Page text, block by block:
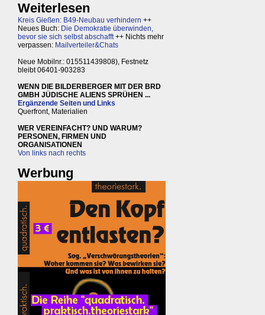
Weiterlesen
Kreis Gießen: B49-Neubau verhindern ++
Neues Buch: Die Demokratie überwinden,
bevor sie sich selbst abschafft++ Nichts mehr
verpassen: Mailverteiler&Chats
Neue Mobilnr.: 015511439808), Festnetz
bleibt 06401-903283
WENN DIE BILDERBERGER MIT DER BRD
GMBH JÜDISCHE ALIENS SPRÜHEN ...
Ergänzende Seiten und Links
Querfront, Materialien
WER VEREINFACHT? UND WARUM?
PERSONEN, FIRMEN UND
ORGANISATIONEN
Von links nach rechts
Werbung